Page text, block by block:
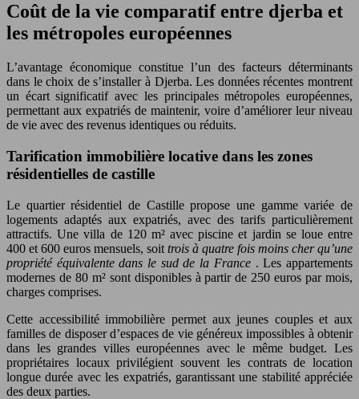
Coût de la vie comparatif entre djerba et
les métropoles européennes
L’avantage économique constitue l’un des facteurs déterminants
dans le choix de s’installer à Djerba. Les données récentes montrent
un écart significatif avec les principales métropoles européennes,
permettant aux expatriés de maintenir, voire d’améliorer leur niveau
de vie avec des revenus identiques ou réduits.
Tarification immobilière locative dans les zones
résidentielles de castille
Le quartier résidentiel de Castille propose une gamme variée de
logements adaptés aux expatriés, avec des tarifs particulièrement
attractifs. Une villa de 120 m² avec piscine et jardin se loue entre
400 et 600 euros mensuels, soit trois à quatre fois moins cher qu’une
propriété équivalente dans le sud de la France . Les appartements
modernes de 80 m² sont disponibles à partir de 250 euros par mois,
charges comprises.
Cette accessibilité immobilière permet aux jeunes couples et aux
familles de disposer d’espaces de vie généreux impossibles à obtenir
dans les grandes villes européennes avec le même budget. Les
propriétaires locaux privilégient souvent les contrats de location
longue durée avec les expatriés, garantissant une stabilité appréciée
des deux parties.